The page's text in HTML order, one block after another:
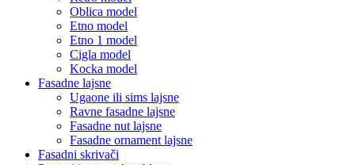
Oblica model
Etno model
Etno 1 model
Cigla model
Kocka model
Fasadne lajsne
Ugaone ili sims lajsne
Ravne fasadne lajsne
Fasadne nut lajsne
Fasadne ornament lajsne
Fasadni skrivači